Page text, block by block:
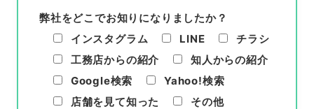
弊社をどこでお知りになりましたか？
インスタグラム
LINE
チラシ
工務店からの紹介
知人からの紹介
Google検索
Yahoo!検索
店舗を見て知った
その他